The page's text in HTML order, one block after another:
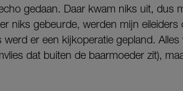
gedaan. Daar kwam niks uit, dus
niks gebeurde, werden mijn
er een kijkoperatie gepland.
dat buiten de baarmoeder zit),